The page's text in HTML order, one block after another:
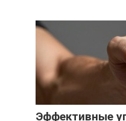
Эффективные